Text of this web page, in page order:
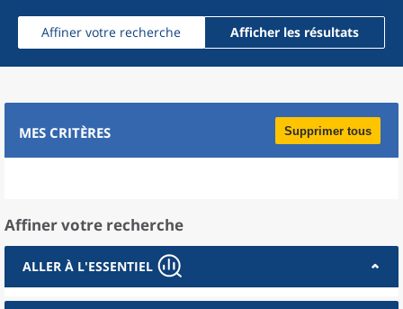
Affiner votre recherche Afficher les résultats
MES CRITÈRES Supprimer tous
Affiner votre recherche
ALLER À L'ESSENTIEL